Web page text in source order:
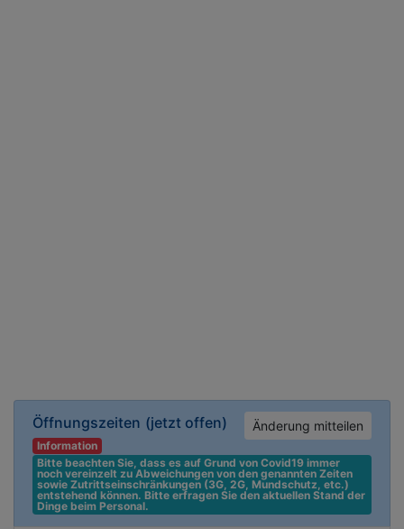
Öffnungszeiten (jetzt offen) Änderung mitteilen
Information
Bitte beachten Sie, dass es auf Grund von Covid19 immer
noch vereinzelt zu Abweichungen von den genannten Zeiten
sowie Zutrittseinschränkungen (3G, 2G, Mundschutz, etc.)
entstehend können. Bitte erfragen Sie den aktuellen Stand der
Dinge beim Personal.